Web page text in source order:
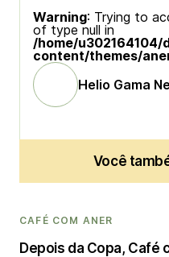
Warning: Trying to
of type null in
/home/u302164104/
content/themes/
Helio Gama
Você
CAFÉ COM ANER
Depois da Copa, Café